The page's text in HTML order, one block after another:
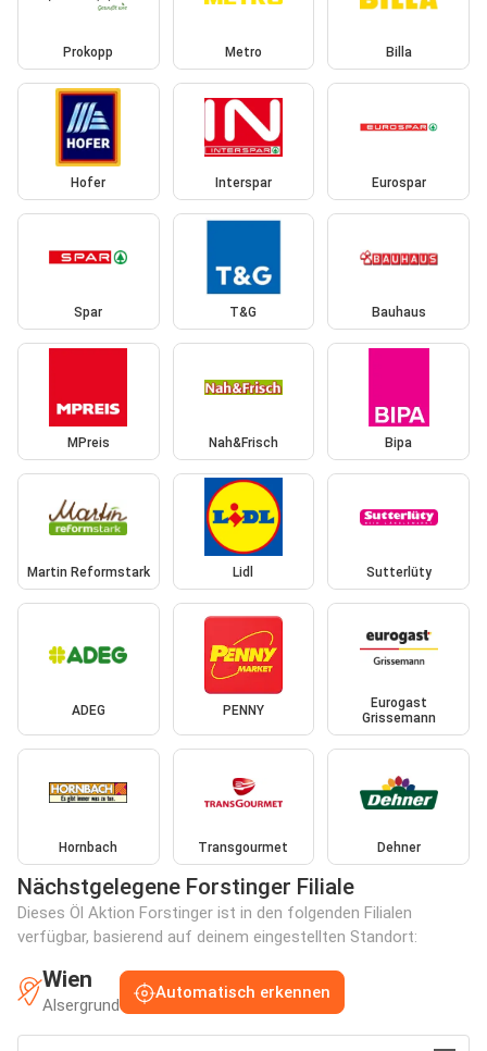
Prokopp Metro Billa
Hofer Interspar Eurospar
Spar T&G Bauhaus
MPreis Nah&Frisch Bipa
Martin Reformstark Lidl Sutterlüty
ADEG PENNY
Eurogast
Grissemann
Hornbach Transgourmet Dehner
Nächstgelegene Forstinger Filiale
Dieses Öl Aktion Forstinger ist in den folgenden Filialen
verfügbar, basierend auf deinem eingestellten Standort:
Wien
Alsergrund
Automatisch erkennen